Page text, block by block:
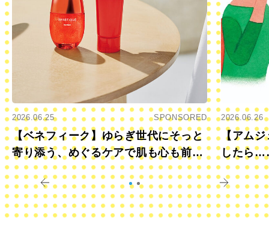
2026.06.25 SPONSORED
【ベネフィーク】ゆらぎ世代にそっと
寄り添う、めぐるケアで肌も心も前向
きに
2026.06.26
【アムジ
したら
すか？